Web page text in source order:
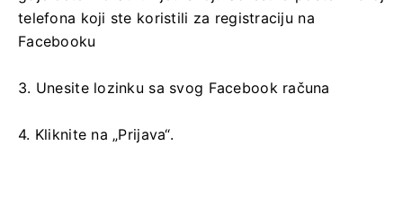
telefona koji ste koristili za registraciju na
Facebooku
3. Unesite lozinku sa svog Facebook računa
4. Kliknite na „Prijava“.